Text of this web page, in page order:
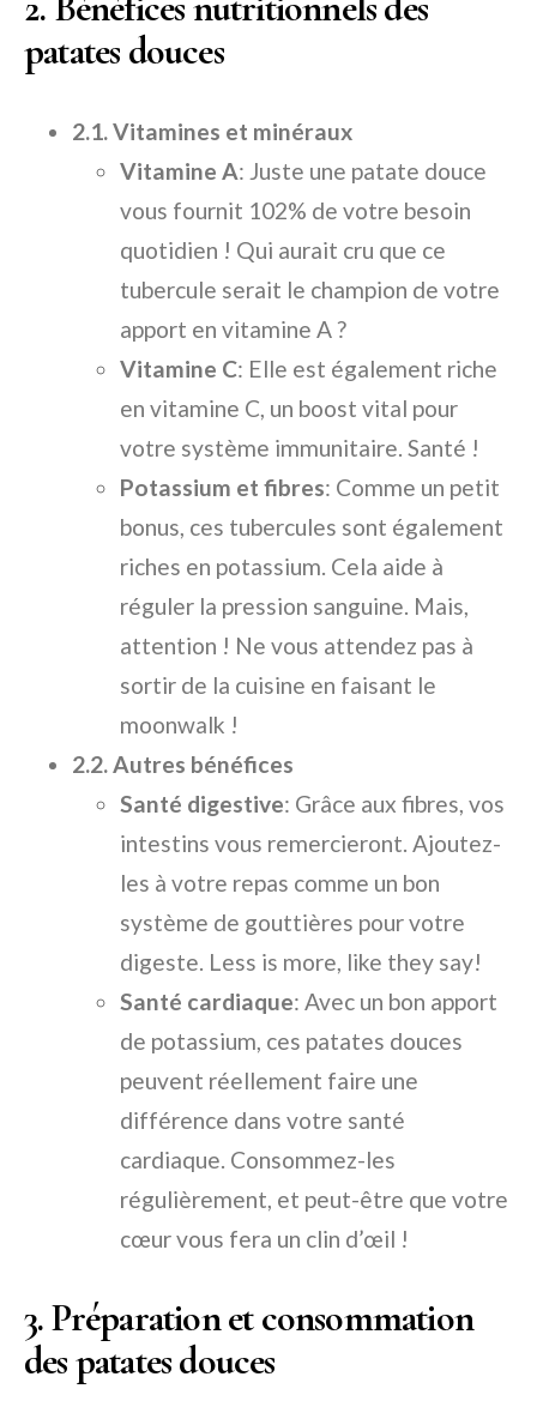
patates douces
2.1. Vitamines et minéraux
Vitamine A: Juste une patate douce
vous fournit 102% de votre besoin
quotidien ! Qui aurait cru que ce
tubercule serait le champion de votre
apport en vitamine A ?
Vitamine C: Elle est également riche
en vitamine C, un boost vital pour
votre système immunitaire. Santé !
Potassium et fibres: Comme un petit
bonus, ces tubercules sont également
riches en potassium. Cela aide à
réguler la pression sanguine. Mais,
attention ! Ne vous attendez pas à
sortir de la cuisine en faisant le
moonwalk !
2.2. Autres bénéfices
Santé digestive: Grâce aux fibres, vos
intestins vous remercieront. Ajoutez-
les à votre repas comme un bon
système de gouttières pour votre
digeste. Less is more, like they say!
Santé cardiaque: Avec un bon apport
de potassium, ces patates douces
peuvent réellement faire une
différence dans votre santé
cardiaque. Consommez-les
régulièrement, et peut-être que votre
cœur vous fera un clin d’œil !
3. Préparation et consommation
des patates douces